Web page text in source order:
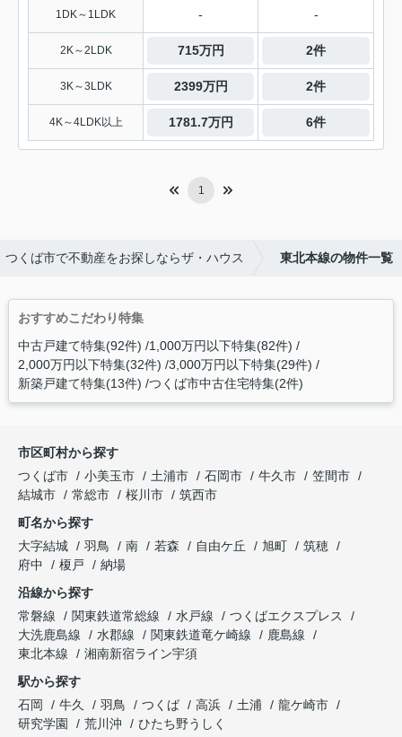
1DK～1LDK - -
2K～2LDK 715万円 2件
3K～3LDK 2399万円 2件
4K～4LDK以上 1781.7万円 6件
1
つくば市で不動産をお探しならザ・ハウス 東北本線の物件一覧
おすすめこだわり特集
中古戸建て特集(92件) 1,000万円以下特集(82件)
2,000万円以下特集(32件) 3,000万円以下特集(29件)
新築戸建て特集(13件) つくば市中古住宅特集(2件)
市区町村から探す
つくば市
小美玉市 土浦市 石岡市 牛久市
笠間市
結城市
常総市 桜川市
筑西市
町名から探す
大字結城
羽鳥 南 若森 自由ケ丘 旭町
筑穂
府中
榎戸
納場
沿線から探す
常磐線
関東鉄道常総線 水戸線
つくばエクスプレス
大洗鹿島線
水郡線 関東鉄道竜ケ崎線
鹿島線
東北本線
湘南新宿ライン宇須
駅から探す
石岡
牛久 羽鳥 つくば 高浜 土浦
龍ケ崎市
研究学園
荒川沖 ひたち野うしく